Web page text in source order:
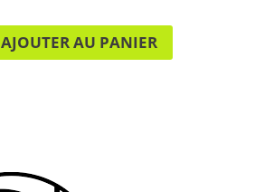
AJOUTER AU PANIER